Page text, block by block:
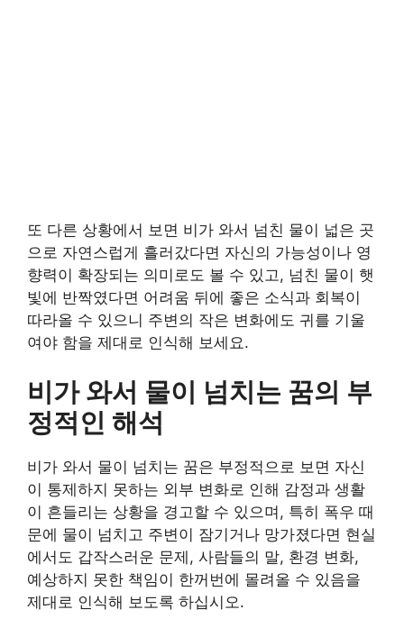
또 다른 상황에서 보면 비가 와서 넘친 물이 넓은 곳
으로 자연스럽게 흘러갔다면 자신의 가능성이나 영
향력이 확장되는 의미로도 볼 수 있고, 넘친 물이 햇
빛에 반짝였다면 어려움 뒤에 좋은 소식과 회복이
따라올 수 있으니 주변의 작은 변화에도 귀를 기울
여야 함을 제대로 인식해 보세요.
비가 와서 물이 넘치는 꿈의 부
정적인 해석
비가 와서 물이 넘치는 꿈은 부정적으로 보면 자신
이 통제하지 못하는 외부 변화로 인해 감정과 생활
이 흔들리는 상황을 경고할 수 있으며, 특히 폭우 때
문에 물이 넘치고 주변이 잠기거나 망가졌다면 현실
에서도 갑작스러운 문제, 사람들의 말, 환경 변화,
예상하지 못한 책임이 한꺼번에 몰려올 수 있음을
제대로 인식해 보도록 하십시오.